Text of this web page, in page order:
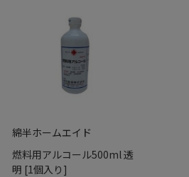
綿半ホームエイド
燃料用アルコール500ml 透
明 [1個入り]